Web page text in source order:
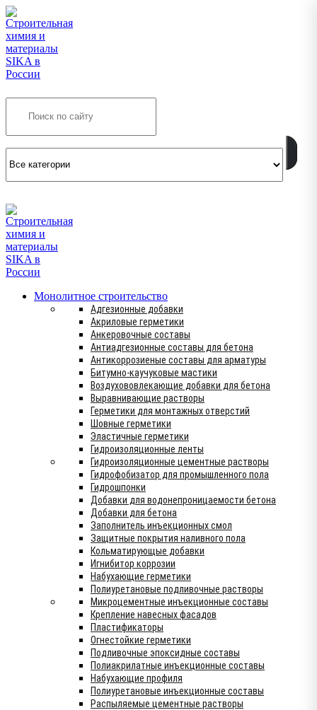
Монолитное строительство
Адгезионные добавки
Акриловые герметики
Анкеровочные составы
Антиадгезионные составы для бетона
Антикоррозиеные составы для арматуры
Битумно-каучуковые мастики
Воздухововлекающие добавки для бетона
Выравнивающие растворы
Герметики для монтажных отверстий
Шовные герметики
Эластичные герметики
Гидроизоляционные ленты
Гидроизоляционные цементные растворы
Гидрофобизатор для промышленного пола
Гидрошпонки
Добавки для водонепроницаемости бетона
Добавки для бетона
Заполнитель инъекционных смол
Защитные покрытия наливного пола
Кольматирующые добавки
Игнибитор коррозии
Набухающие герметики
Полиуретановые подливочные растворы
Микроцементные инъекционные составы
Крепление навесных фасадов
Пластификаторы
Огнестойкие герметики
Подливочные эпоксидные составы
Полиакрилатные инъекционные составы
Набухающие профиля
Полиуретановые инъекционные составы
Распыляемые цементные растворы